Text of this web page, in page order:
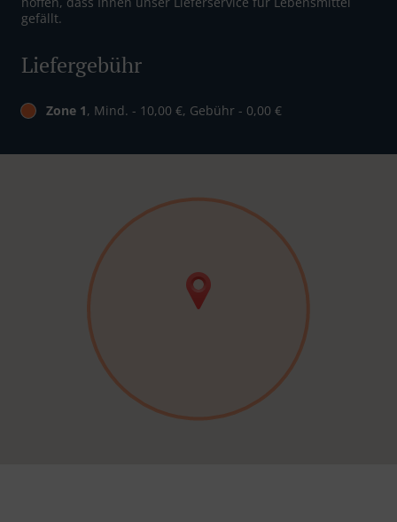
gefällt.
Liefergebühr
Zone 1, Mind. - 10,00 €, Gebühr - 0,00 €